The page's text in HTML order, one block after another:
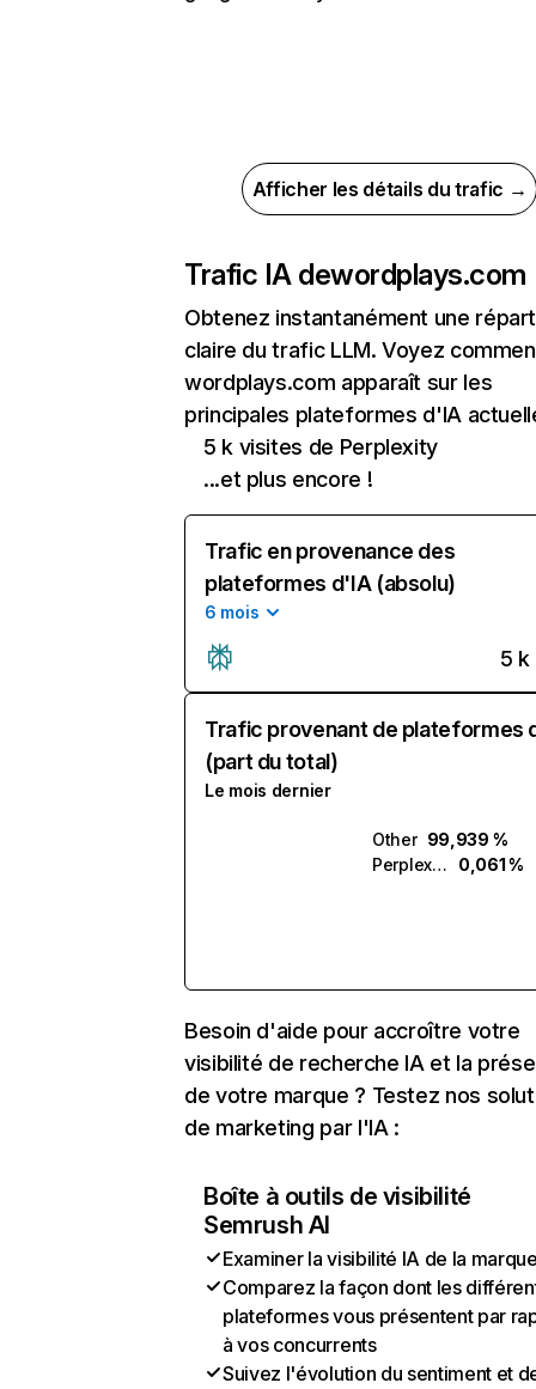
Afficher les détails du trafic →
Trafic IA dewordplays.com
Obtenez instantanément une
claire du trafic LLM. Voyez
wordplays.com apparaît sur les
principales plateformes d'IA
5 k visites de Perplexity
...et plus encore !
Trafic en provenance des
plateformes d'IA (absolu)
6 mois
5 k
Trafic provenant de plateformes
(part du total)
Le mois dernier
Other 99,939 %
Perplexity
0,061 %
Besoin d'aide pour accroître votre
visibilité de recherche IA et la
de votre marque ? Testez nos
de marketing par l'IA :
Boîte à outils de visibilité
Semrush AI
Examiner la visibilité IA de la
Comparez la façon dont les
plateformes vous présentent par
à vos concurrents
Suivez l'évolution du sentiment et